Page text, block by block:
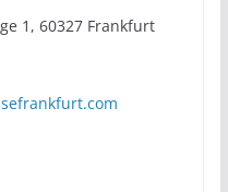
1, 60327 Frankfurt